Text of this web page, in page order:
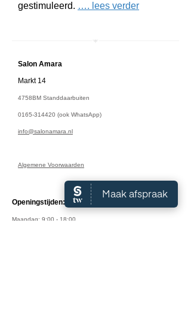
gestimuleerd. …. lees verder
Salon Amara
Markt 14
4758BM Standdaarbuiten
0165-314420 (ook WhatsApp)
info@salonamara.nl
Algemene Voorwaarden
Openingstijden:
Maandag: 9:00 - 18:00